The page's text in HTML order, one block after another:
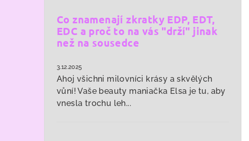
Co znamenají zkratky EDP, EDT,
EDC a proč to na vás "drží" jinak
než na sousedce
3.12.2025
Ahoj všichni milovníci krásy a skvělých
vůní! Vaše beauty maniačka Elsa je tu, aby
vnesla trochu leh...